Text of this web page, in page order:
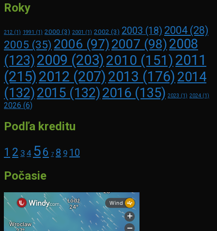
Roky
212 (1) 1991 (1) 2000 (3) 2001 (1) 2002 (3) 2003 (18) 2004 (28)
2005 (35) 2006 (97) 2007 (98) 2008
(123)2009 (203) 2010 (151) 2011
(215) 2012 (207) 2013 (176) 2014
(132)2015 (132)2016 (135) 2023 (1) 2024 (1)
2026 (6)
Podľa kreditu
1 2 3 4 56 7 8 9 10
Počasie